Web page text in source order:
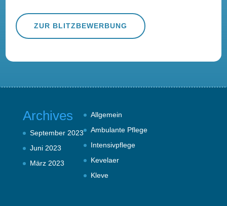
ZUR BLITZBEWERBUNG
Archives
September 2023
Juni 2023
März 2023
Allgemein
Ambulante Pflege
Intensivpflege
Kevelaer
Kleve